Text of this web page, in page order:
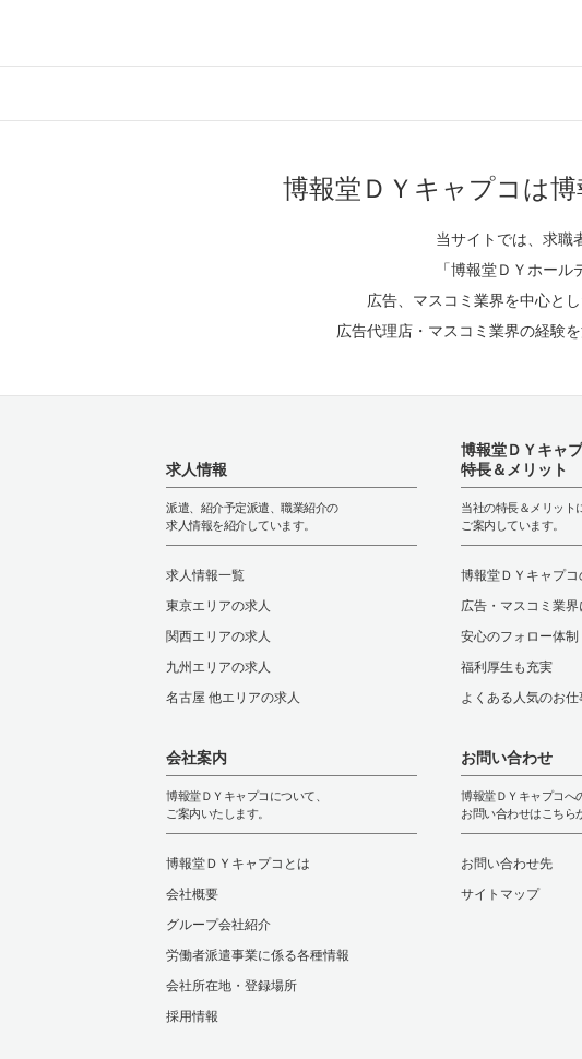
博報堂ＤＹキャプコは
当サイトでは、求職
「博報堂ＤＹホー
広告、マスコミ業界を中心と
広告代理店・マスコミ業界の経験
求人情報
派遣、紹介予定派遣、職業紹介の
求人情報を紹介しています。
求人情報一覧
東京エリアの求人
関西エリアの求人
九州エリアの求人
名古屋 他エリアの求人
会社案内
博報堂ＤＹキャプコについて、
ご案内いたします。
博報堂ＤＹキャプコとは
会社概要
グループ会社紹介
労働者派遣事業に係る各種情報
会社所在地・登録場所
採用情報
博報堂ＤＹキャ
特長＆メリット
当社の特長＆メリット
ご案内しています。
博報堂ＤＹキャプコ
広告・マスコミ業界
安心のフォロー体制
福利厚生も充実
よくある人気のお仕
お問い合わせ
博報堂ＤＹキャプコへ
お問い合わせはこちら
お問い合わせ先
サイトマップ